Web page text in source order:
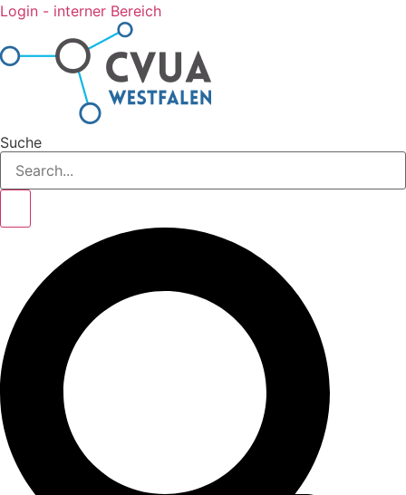
Login - interner Bereich
Suche